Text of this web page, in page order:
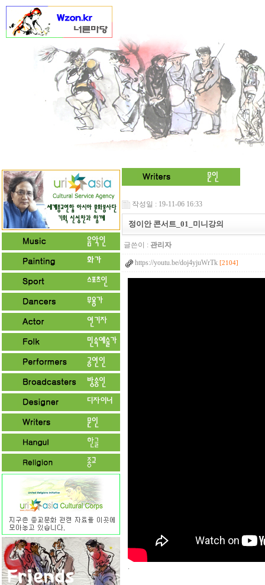
작성일 : 19-11-06 16:33
정이안 콘서트_01_미니강의
글쓴이 : 관리자
https://youtu.be/doj4yjuWrTk [2104]
.